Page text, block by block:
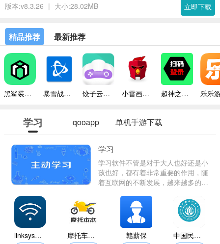
版本:v8.3.26 | 大小:28.02MB 立即下载
精品推荐 最新推荐
黑鲨装备箱最新版本 暴雪战网手机版 饺子云游戏平台 小雷画质修改器助手 超神之家扫码
学习 qooapp
单机手游下载
学习
学习软件不管是对于大人也好还是小
孩也好，都有着非常重要的作用，随
着互联网的不断发展，越来越多的东
行工作和学习，甚至比在线下更加节
省时间和财力，小编为大家整理了以
下学习软件，有需要的朋友赶快进来
挑选下载吧！
linksys路由器
摩托车考试本本
赣薪保
中国民政培训